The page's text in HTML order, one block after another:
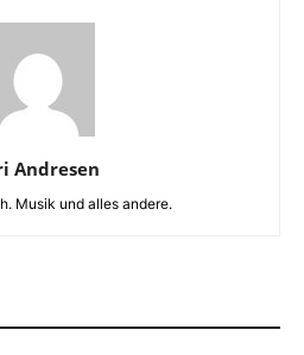
Andresen
Musik und alles andere.